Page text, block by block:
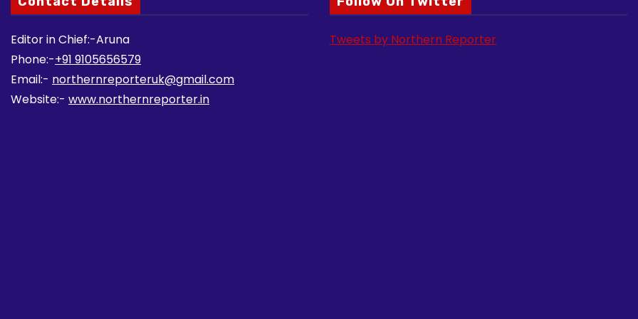
Editor in Chief:-Aruna
Phone:-+91 9105656579
Email:- northernreporteruk@gmail.com
Website:- www.northernreporter.in
Tweets by Northern Reporter